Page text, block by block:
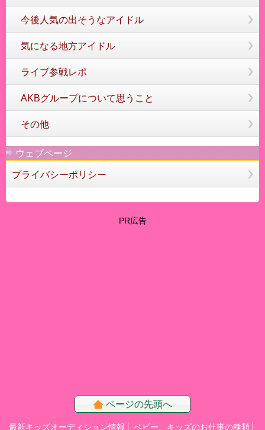
今後人気の出そうなアイドル
気になる地方アイドル
ライブ参戦レポ
AKBグループについて思うこと
その他
ウェブページ
プライバシーポリシー
PR広告
ページの先頭へ
最新キッズオーディション情報 ベビー、キッズのお仕事の種類